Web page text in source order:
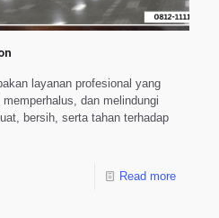
layanan profesional yang
dan melindungi
bersih, serta tahan terhadap
Read more